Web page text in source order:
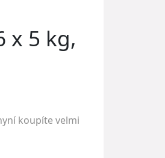
x 5 kg,
koupíte velmi